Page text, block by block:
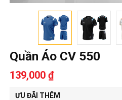
Quần Áo CV 550
139,000 ₫
ƯU ĐÃI THÊM